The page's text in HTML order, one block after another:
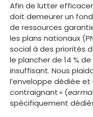
Afin de lutter
doit demeurer un
de ressources
les plans nationaux
social à des priorités
le plancher de 14 %
insuffisant. Nous
l’enveloppe dédiée et
contraignant » (
spécifiquement